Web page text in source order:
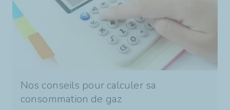
Nos conseils pour calculer sa
consommation de gaz